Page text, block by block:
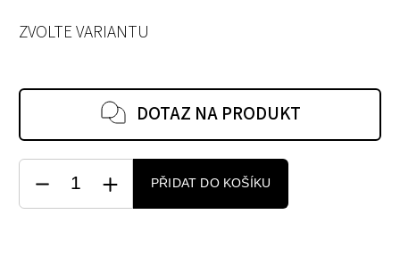
ZVOLTE VARIANTU
DOTAZ NA PRODUKT
PŘIDAT DO KOŠÍKU